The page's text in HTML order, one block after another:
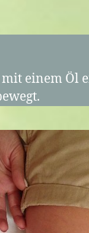
einem Öl